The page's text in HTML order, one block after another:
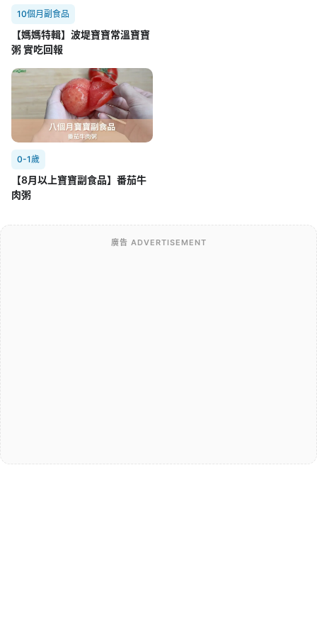
10個月副食品
【媽媽特輯】波堤寶寶常溫寶寶
粥 實吃回報
0-1歲
【8月以上寶寶副食品】番茄牛
肉粥
廣告 ADVERTISEMENT